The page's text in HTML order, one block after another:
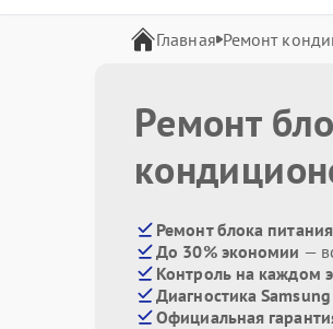
Главная Ремонт
Ремонт
Ремонт блока
До 30% экономии —
Контроль на каждом
Диагностика
Официальная